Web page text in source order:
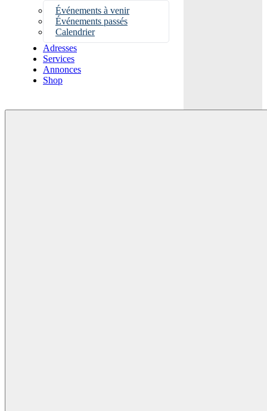
Événements à venir
Événements passés
Calendrier
Adresses
Services
Annonces
Shop